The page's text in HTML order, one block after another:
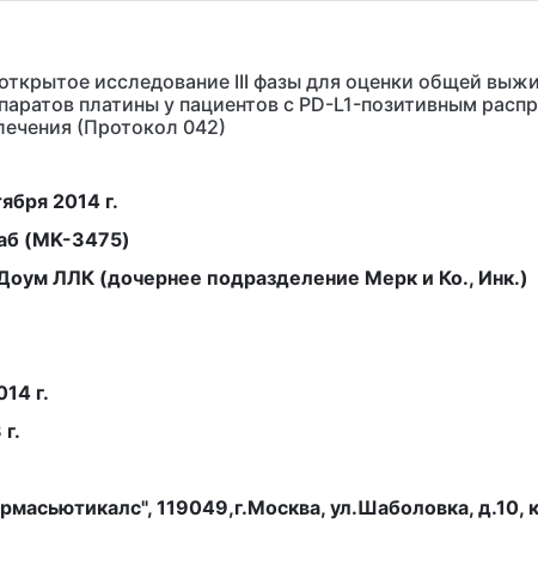
исследование III фазы для оценки общей
платины у пациентов с PD-L1-позитивным
(Протокол 042)
2014 г.
(MK-3475)
ЛЛК (дочернее подразделение Мерк и Ко., Инк.)
г.
119049,г.Москва, ул.Шаболовка, д.10,